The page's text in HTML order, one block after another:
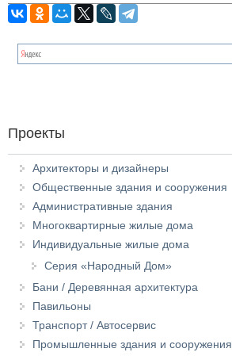
Проекты
Архитекторы и дизайнеры
Общественные здания и сооружения
Административные здания
Многоквартирные жилые дома
Индивидуальные жилые дома
Серия «Народный Дом»
Бани / Деревянная архитектура
Павильоны
Транспорт / Автосервис
Промышленные здания и сооружения